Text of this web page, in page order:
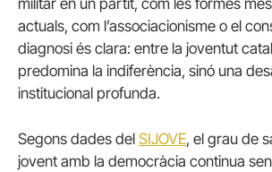
militar en un partit, com les formes
actuals, com l’associacionisme o el
diagnosi és clara: entre la joventut
predomina la indiferència, sinó una
institucional profunda.
Segons dades del SIJOVE, el grau de
jovent amb la democràcia continua